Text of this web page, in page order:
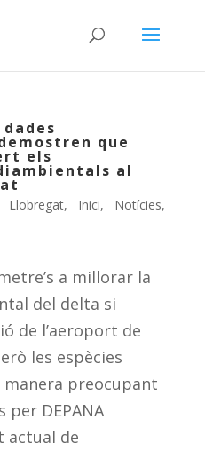
dades
que
els
al
Llobregat, Inici, Notícies,
a millorar la
del delta si
de l’aeroport de
les espècies
manera preocupant
per DEPANA
actual de